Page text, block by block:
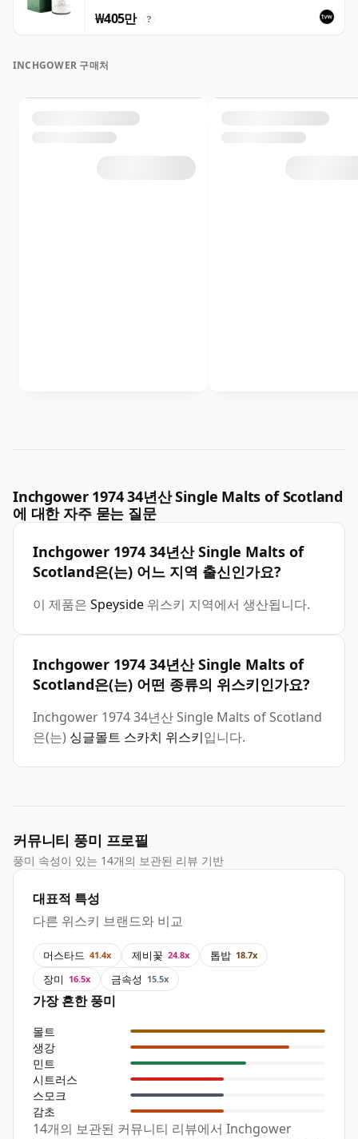
₩405만 ?
INCHGOWER 구매처
Inchgower 1974 34년산 Single Malts of Scotland
에 대한 자주 묻는 질문
Inchgower 1974 34년산 Single Malts of
Scotland은(는) 어느 지역 출신인가요?
이 제품은 Speyside 위스키 지역에서 생산됩니다.
Inchgower 1974 34년산 Single Malts of
Scotland은(는) 어떤 종류의 위스키인가요?
Inchgower 1974 34년산 Single Malts of Scotland
은(는) 싱글몰트 스카치 위스키입니다.
커뮤니티 풍미 프로필
풍미 속성이 있는 14개의 보관된 리뷰 기반
대표적 특성
다른 위스키 브랜드와 비교
머스타드 41.4x 제비꽃 24.8x 톱밥 18.7x
장미 16.5x 금속성 15.5x
가장 흔한 풍미
몰트
생강
민트
시트러스
스모크
감초
14개의 보관된 커뮤니티 리뷰에서 Inchgower